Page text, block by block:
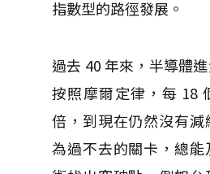
指數型的路徑發展。
過去 40 年來，半導體
按照摩爾定律，每 18
倍，到現在仍然沒有減
為過不去的關卡，總